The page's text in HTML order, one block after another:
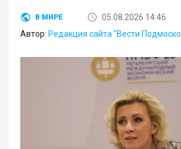
В МИРЕ
05.08.2026 14:46
Автор: Редакция сайта "Вести